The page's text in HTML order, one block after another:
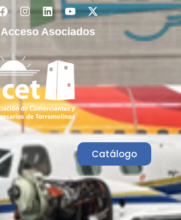
Acceso Asociados
Catálogo